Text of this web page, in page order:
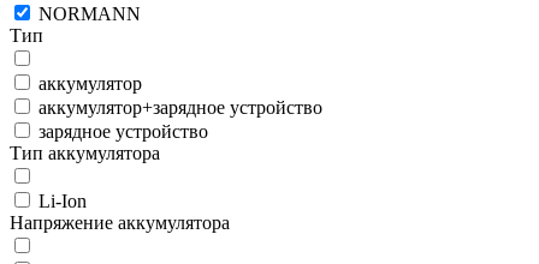
NORMANN
Тип
аккумулятор
аккумулятор+зарядное устройство
зарядное устройство
Тип аккумулятора
Li-Ion
Напряжение аккумулятора